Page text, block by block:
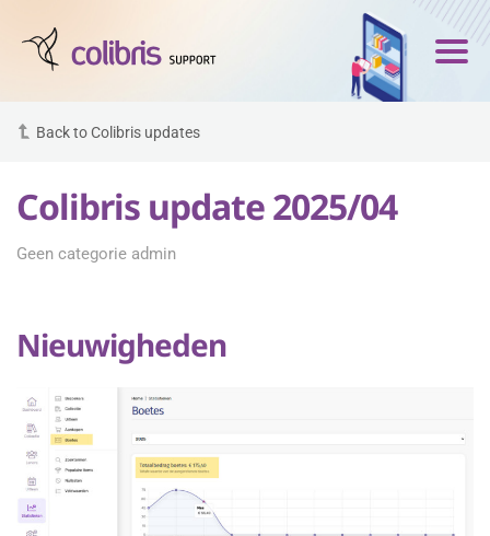
Back to Colibris updates
Colibris update 2025/04
Geen categorie admin
Nieuwigheden